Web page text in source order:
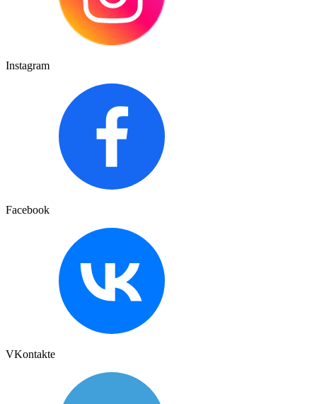
Instagram
Facebook
VKontakte